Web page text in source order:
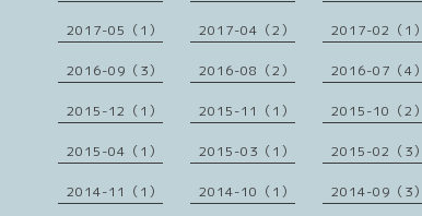
2017-05（1） 2017-04（2） 2017-02（1）
2016-09（3） 2016-08（2） 2016-07（4）
2015-12（1） 2015-11（1） 2015-10（2）
2015-04（1） 2015-03（1） 2015-02（3）
2014-11（1） 2014-10（1） 2014-09（3）